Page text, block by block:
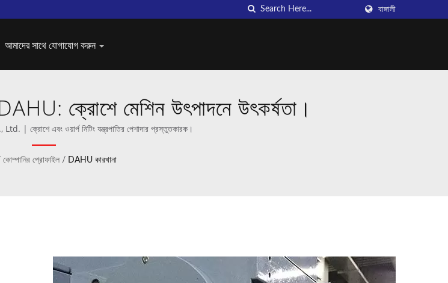
বাঙ্গালী
আমাদের সাথে যোগাযোগ করুন
ক্রোশে মেশিন উৎপাদনে উৎকর্ষতা।
| ক্রোশে এবং ওয়ার্প নিটিং যন্ত্রপাতির পেশাদার প্রস্তুতকারক।
কোম্পানির প্রোফাইল / DAHU কারখানা